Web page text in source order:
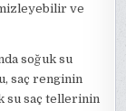
ve
soğuk su
saç renginin
su saç tellerinin